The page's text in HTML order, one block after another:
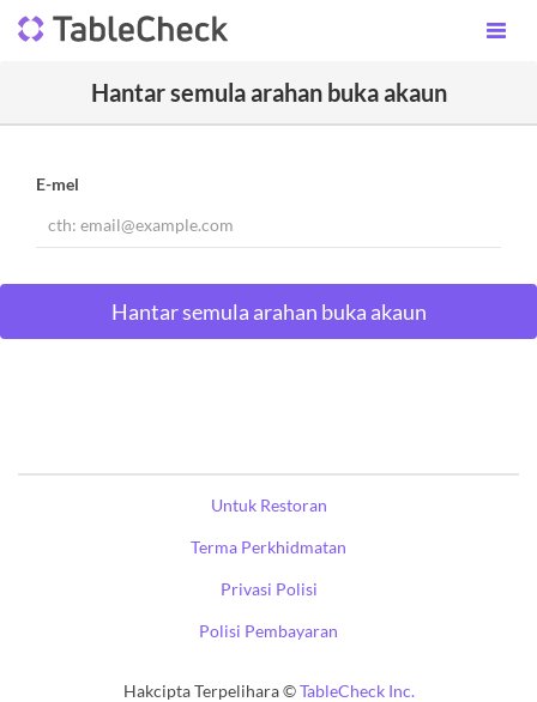
Hantar semula arahan buka akaun
E-mel
Untuk Restoran
Terma Perkhidmatan
Privasi Polisi
Polisi Pembayaran
Hakcipta Terpelihara ©TableCheck Inc.